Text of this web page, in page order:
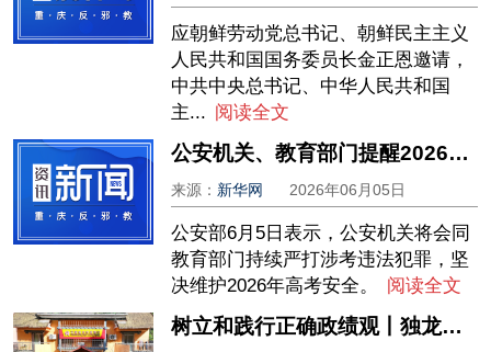
应朝鲜劳动党总书记、朝鲜民主主义
人民共和国国务委员长金正恩邀请，
中共中央总书记、中华人民共和国
主... 阅读全文
公安机关、教育部门提醒2026年高考考生诚信赴考
来源： 新华网 2026年06月05日
公安部6月5日表示，公安机关将会同
教育部门持续严打涉考违法犯罪，坚
决维护2026年高考安全。
阅读全文
树立和践行正确政绩观丨独龙江畔“背包银行”：峡谷深处的民生答卷